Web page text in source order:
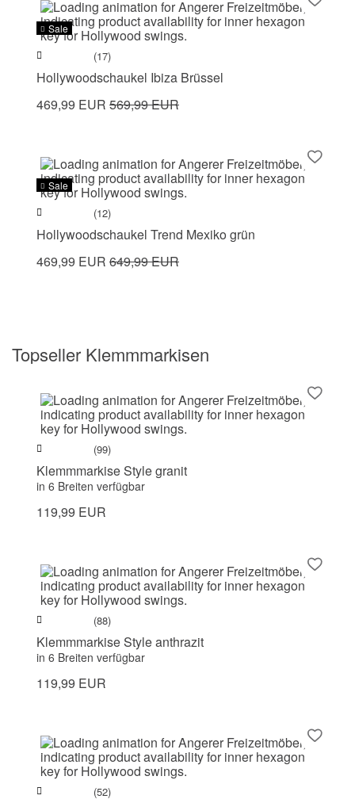
Sale
(17)
Hollywoodschaukel Ibiza Brüssel
469,99 EUR 569,99 EUR
Sale
(12)
Hollywoodschaukel Trend Mexiko grün
469,99 EUR 649,99 EUR
Topseller Klemmmarkisen
(99)
Klemmmarkise Style granit
in 6 Breiten verfügbar
119,99 EUR
(88)
Klemmmarkise Style anthrazit
in 6 Breiten verfügbar
119,99 EUR
(52)